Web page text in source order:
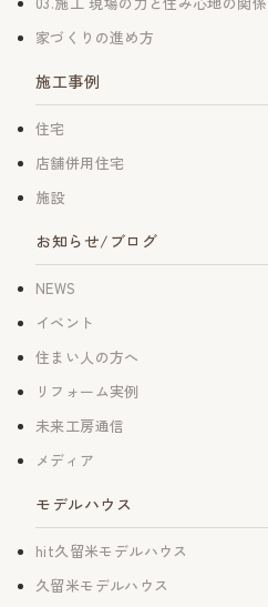
家づくりの進め方
施工事例
住宅
店舗併用住宅
施設
お知らせ/ブログ
NEWS
イベント
住まい人の方へ
リフォーム実例
未来工房通信
メディア
モデルハウス
hit久留米モデルハウス
久留米モデルハウス